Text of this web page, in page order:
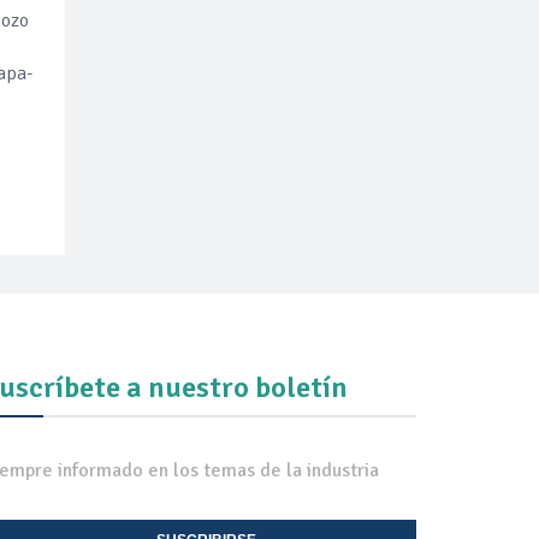
a nuestro boletín
informado en los temas de la industria